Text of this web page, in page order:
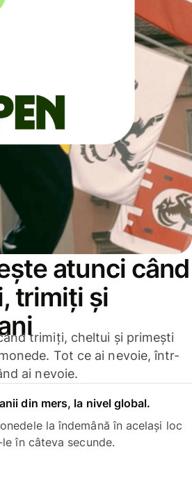
atunci când
trimiți și
trimiți, cheltui și primești
Tot ce ai nevoie, într-
ai nevoie.
din mers, la nivel global.
la îndemână în același loc
în câteva secunde.